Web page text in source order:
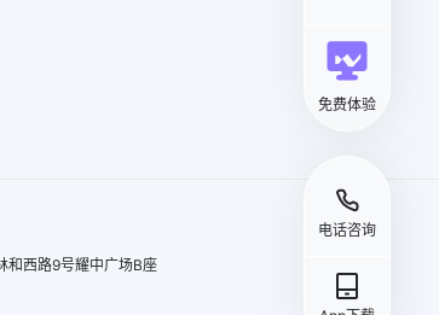
免费体验
电话咨询
和西路9号耀中广场B座